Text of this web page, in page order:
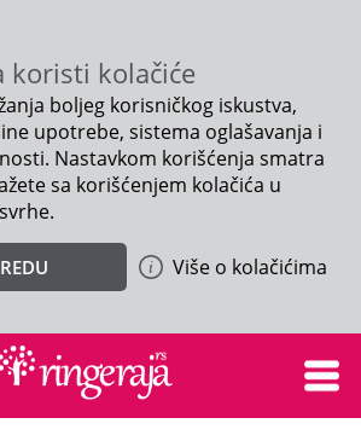
koristi kolačiće
boljeg korisničkog iskustva,
upotrebe, sistema oglašavanja i
Nastavkom korišćenja smatra
sa korišćenjem kolačića u
Više o kolačićima